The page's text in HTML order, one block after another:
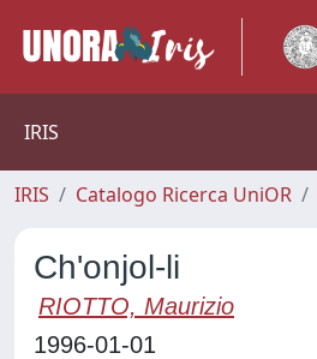
IRIS
IRIS Catalogo Ricerca UniOR
Ch'onjol-li
RIOTTO, Maurizio
1996-01-01